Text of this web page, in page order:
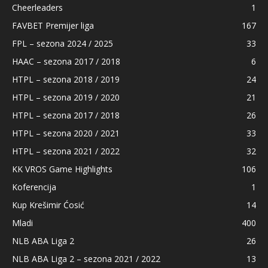
Cheerleaders
1
FAVBET Premijer liga
167
FPL – sezona 2024 / 2025
33
HAAC – sezona 2017 / 2018
6
HTPL – sezona 2018 / 2019
24
HTPL – sezona 2019 / 2020
21
HTPL – sezona 2017 / 2018
26
HTPL – sezona 2020 / 2021
33
HTPL – sezona 2021 / 2022
32
KK VROS Game Highlights
106
Koferencija
1
Kup Krešimir Ćosić
14
Mladi
400
NLB ABA Liga 2
26
NLB ABA Liga 2 – sezona 2021 / 2022
13